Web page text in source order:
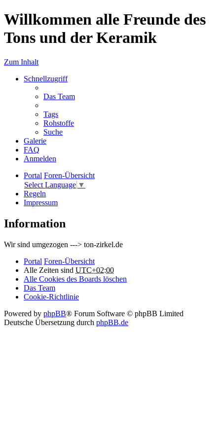
Willkommen alle Freunde des
Tons und der Keramik
Zum Inhalt
Schnellzugriff
Das Team
Tags
Rohstoffe
Suche
Galerie
FAQ
Anmelden
Portal Foren-Übersicht
Select Language ▼
Regeln
Impressum
Information
Wir sind umgezogen ---> ton-zirkel.de
Portal Foren-Übersicht
Alle Zeiten sind UTC+02:00
Alle Cookies des Boards löschen
Das Team
Cookie-Richtlinie
Powered by phpBB® Forum Software © phpBB Limited
Deutsche Übersetzung durch phpBB.de